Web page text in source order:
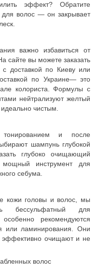
эффект? Обратите
волос — он закрывает
важно избавиться от
сайте вы можете заказать
доставкой по Киеву или
по Украине— это
колориста. Формулы с
нейтрализуют желтый
чистым.
тонированием и после
шампунь глубокой
глубоко очищающий
инструмент для
себума.
кожи головы и волос, мы
бессульфатный для
рекомендуются
или ламинирования. Они
эффективно очищают и не
волос